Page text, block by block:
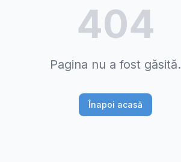
404
Pagina nu a fost găsită.
Înapoi acasă